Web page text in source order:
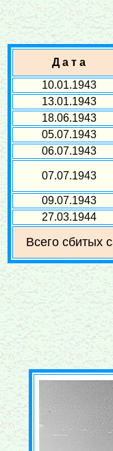
Д а т а
10.01.1943
13.01.1943
18.06.1943
05.07.1943
06.07.1943
07.07.1943
09.07.1943
27.03.1944
Всего сбитых